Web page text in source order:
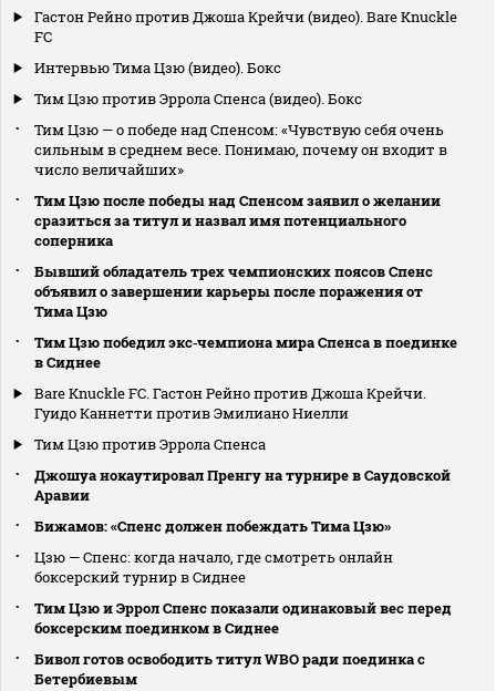
Гастон Рейно против Джоша Крейчи (видео). Bare Knuckle
FC
Интервью Тима Цзю (видео). Бокс
Тим Цзю против Эррола Спенса (видео). Бокс
Тим Цзю — о победе над Спенсом: «Чувствую себя очень
сильным в среднем весе. Понимаю, почему он входит в
число величайших»
Тим Цзю после победы над Спенсом заявил о желании
сразиться за титул и назвал имя потенциального
соперника
Бывший обладатель трех чемпионских поясов Спенс
объявил о завершении карьеры после поражения от
Тима Цзю
Тим Цзю победил экс‑чемпиона мира Спенса в поединке
в Сиднее
Bare Knuckle FC. Гастон Рейно против Джоша Крейчи.
Гуидо Каннетти против Эмилиано Ниелли
Тим Цзю против Эррола Спенса
Джошуа нокаутировал Пренгу на турнире в Саудовской
Аравии
Бижамов: «Спенс должен побеждать Тима Цзю»
Цзю — Спенс: когда начало, где смотреть онлайн
боксерский турнир в Сиднее
Тим Цзю и Эррол Спенс показали одинаковый вес перед
боксерским поединком в Сиднее
Бивол готов освободить титул WBO ради поединка с
Бетербиевым